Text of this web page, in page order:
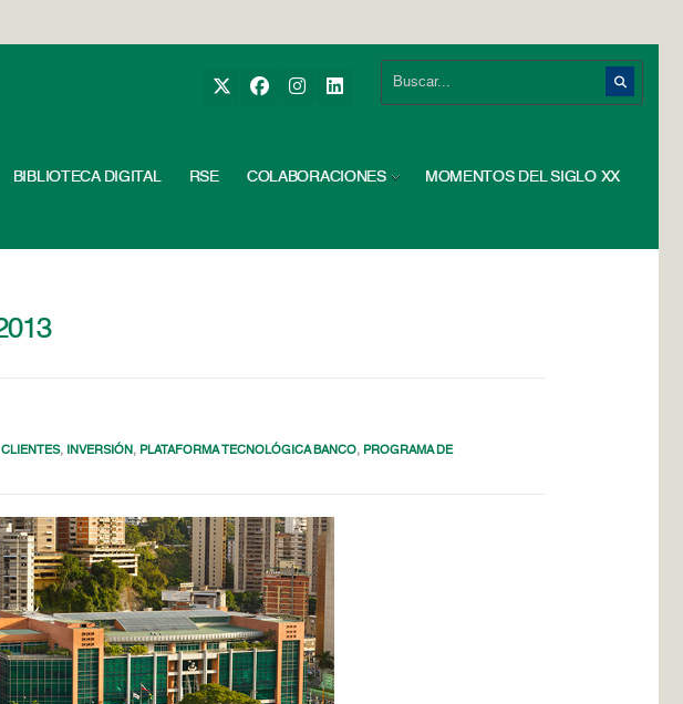
BIBLIOTECA DIGITAL RSE COLABORACIONES MOMENTOS DEL SIGLO XX
CLIENTES, INVERSIÓN , PLATAFORMA TECNOLÓGICA BANCO, PROGRAMA DE